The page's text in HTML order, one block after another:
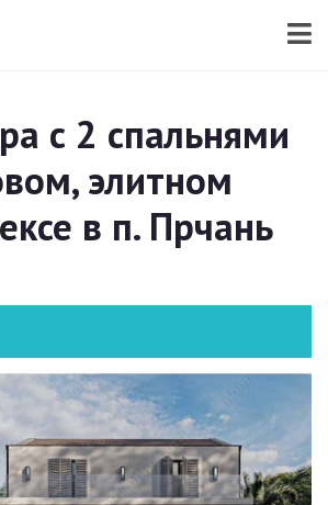
с 2 спальнями
элитном
в п. Прчань